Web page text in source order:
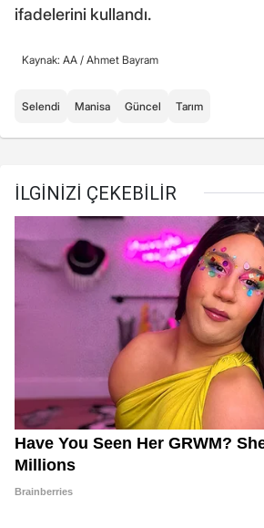
ifadelerini kullandı.
Kaynak: AA / Ahmet Bayram
Selendi Manisa Güncel Tarım